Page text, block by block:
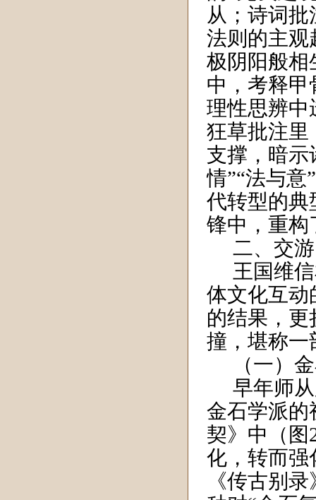
从；诗词批
法则的主观
极阴阳般相
中，考释甲
理性思辨中
狂草批注里
支撑，暗示
情”“法与
代转型的
锋中，重构
二、交
王国维
体文化互动
的结果，
撞，堪称一
（一）
早年师
金石学派的
契》中（图
化，转而强
《传古别